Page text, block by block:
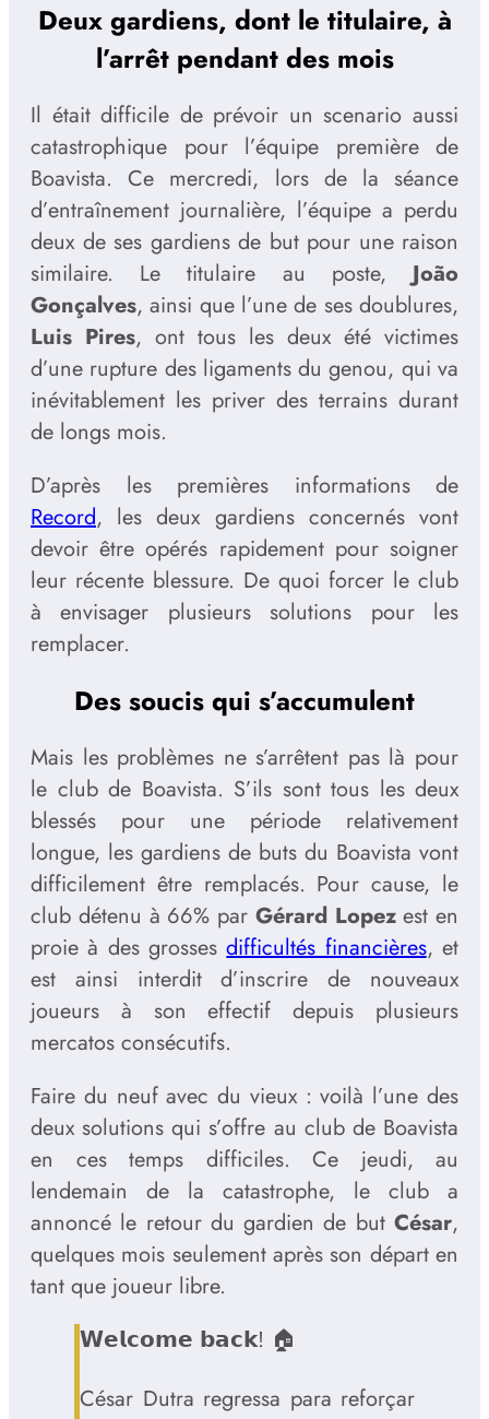
Deux gardiens, dont le titulaire, à
l’arrêt pendant des mois
Il était difficile de prévoir un scenario aussi
catastrophique pour l’équipe première de
Boavista. Ce mercredi, lors de la séance
d’entraînement journalière, l’équipe a perdu
deux de ses gardiens de but pour une raison
similaire. Le titulaire au poste,João
Gonçalves, ainsi que l’une de ses doublures,
Luis Pires, ont tous les deux été victimes
d’une rupture des ligaments du genou, qui va
inévitablement les priver des terrains durant
de longs mois.
D’après les premières informations de
Record, les deux gardiens concernés vont
devoir être opérés rapidement pour soigner
leur récente blessure. De quoi forcer le club
à envisager plusieurs solutions pour les
remplacer.
Des soucis qui s’accumulent
Mais les problèmes ne s’arrêtent pas là pour
le club de Boavista. S’ils sont tous les deux
blessés pour une période relativement
longue, les gardiens de buts du Boavista vont
difficilement être remplacés. Pour cause, le
club détenu à 66% par Gérard Lopezest en
proie à des grossesdifficultés financières, et
est ainsi interdit d’inscrire de nouveaux
joueurs à son effectif depuis plusieurs
mercatos consécutifs.
Faire du neuf avec du vieux : voilà l’une des
deux solutions qui s’offre au club de Boavista
en ces temps difficiles. Ce jeudi, au
lendemain de la catastrophe, le club a
annoncé le retour du gardien de but César,
quelques mois seulement après son départ en
tant que joueur libre.
𝗪𝗲𝗹𝗰𝗼𝗺𝗲 𝗯𝗮𝗰𝗸! 🏠
César Dutra regressa para reforçar